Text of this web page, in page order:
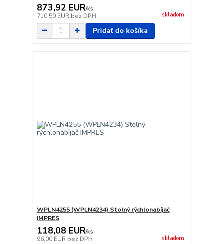
873,92 EUR/ks
710,50 EUR bez DPH skladom
Pridať do košíka
WPLN4255 (WPLN4234) Stolný rýchlonabíjač
IMPRES
118,08 EUR/ks
96,00 EUR bez DPH skladom